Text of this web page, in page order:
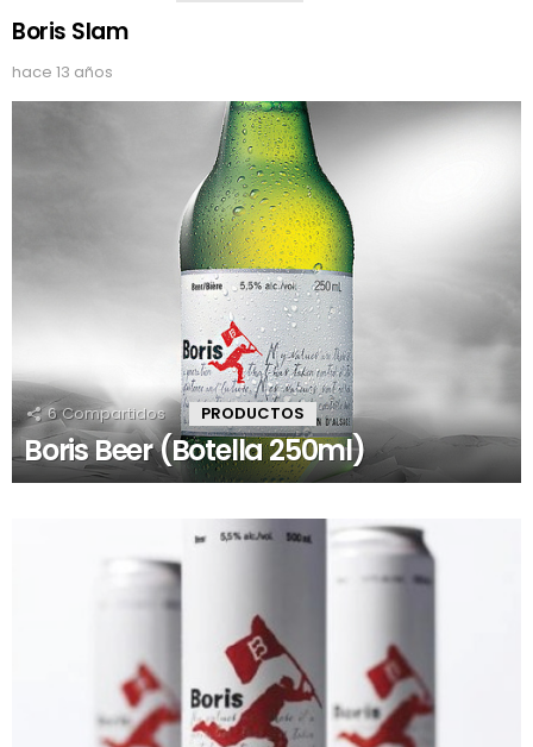
Boris Slam
hace 13 años
6 Compartidos PRODUCTOS
Boris Beer (Botella 250ml)